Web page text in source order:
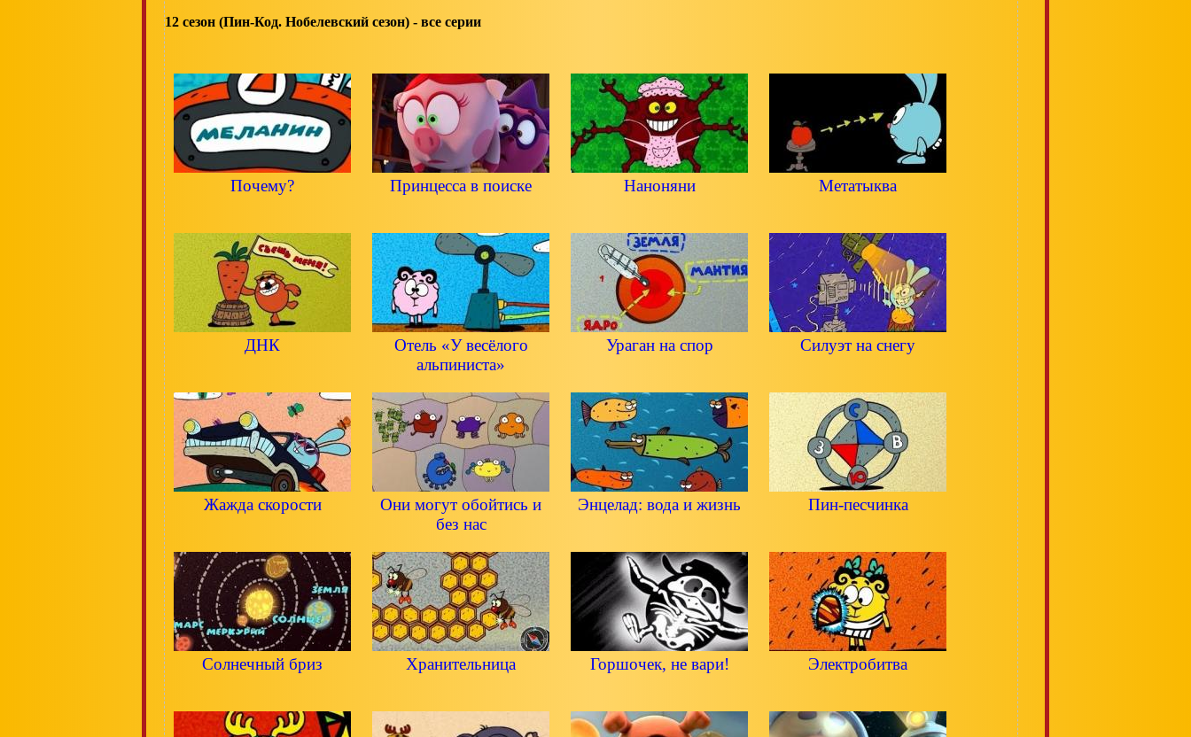
12 сезон (Пин-Код. Нобелевский сезон) - все серии
Почему? Принцесса в поиске Наноняни Метатыква
ДНК
Отель «У весёлого
альпиниста»
Ураган на спор Силуэт на снегу
Жажда скорости
Они могут обойтись и
без нас
Энцелад: вода и жизнь Пин-песчинка
Солнечный бриз Хранительница Горшочек, не вари! Электробитва